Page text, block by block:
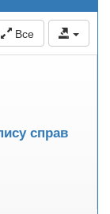
Все
справ